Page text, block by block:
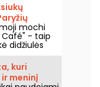
mochi
Café" - taip
didžiulės
ją
kuri
meninį